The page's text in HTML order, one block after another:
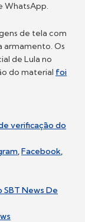
WhatsApp.
de tela com
armamento. Os
de Lula no
do material foi
verificação do
,Facebook,
News De